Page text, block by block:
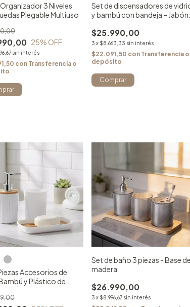
3 Niveles
Plegable Multiuso
25% OFF
sin interés
con Transferencia o
Set de dispensadores de
y bambú con bandeja – Jabón
$25.990,00
3 x $8.663,33 sin interés
$22.091,50 con Transferencia o
depósito
Comprar
Accesorios de
y Plástico de
Set de baño 3 piezas - Base de
madera
$26.990,00
3 x $8.996,67 sin interés